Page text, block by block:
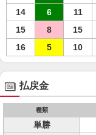
14
6 11
15
8 15
16
5 10
払戻金
種類
単勝